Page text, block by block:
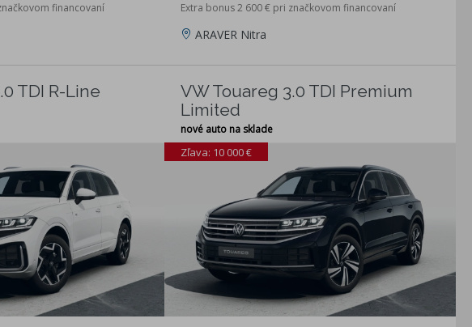
financovaní
Extra bonus 2 600 € pri značkovom financovaní
ARAVER Nitra
TDI R-Line
VW Touareg 3.0 TDI Premium
Limited
nové auto na sklade
Zľava: 10 000 €